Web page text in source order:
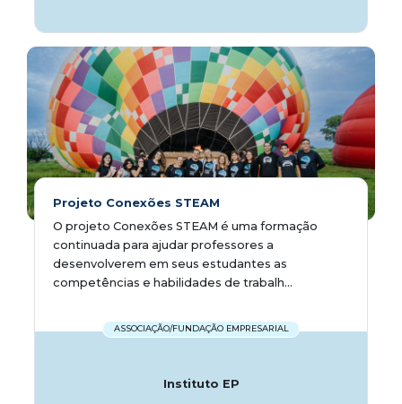
Projeto Conexões STEAM
O projeto Conexões STEAM é uma formação
continuada para ajudar professores a
desenvolverem em seus estudantes as
competências e habilidades de trabalh...
ASSOCIAÇÃO/FUNDAÇÃO EMPRESARIAL
Instituto EP